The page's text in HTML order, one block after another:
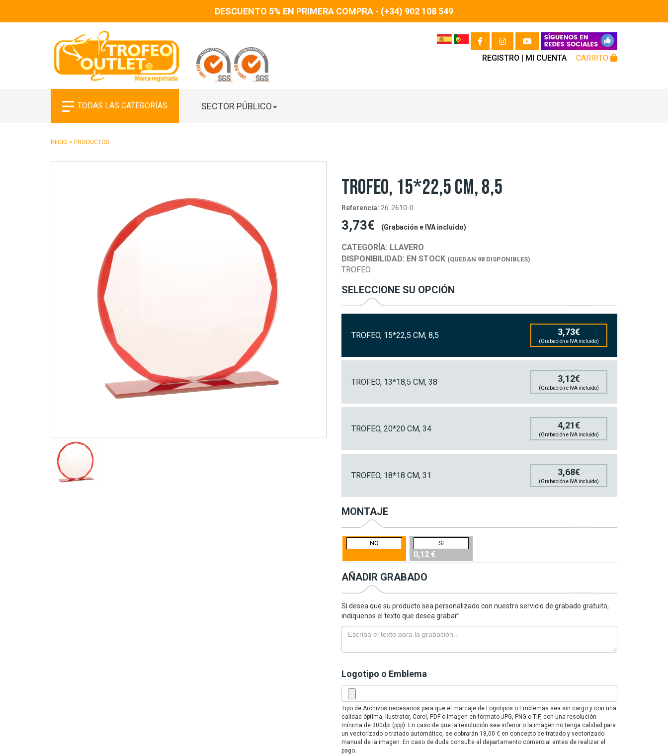
DESCUENTO 5% EN PRIMERA COMPRA - (+34) 902 108 549
REGISTRO | MI CUENTA CARRITO
TODAS LAS CATEGORÍAS SECTOR PÚBLICO
INICIO > PRODUCTOS
TROFEO, 15*22,5 CM, 8,5
Referencia: 26-2610-0
3,73€ (Grabación e IVA incluido)
CATEGORÍA: LLAVERO
DISPONIBILIDAD: EN STOCK (QUEDAN 98 DISPONIBLES)
TROFEO
SELECCIONE SU OPCIÓN
TROFEO, 15*22,5 CM, 8,5 3,73€
(Grabación e IVA incluido)
TROFEO, 13*18,5 CM, 38 3,12€
(Grabación e IVA incluido)
TROFEO, 20*20 CM, 34 4,21€
(Grabación e IVA incluido)
TROFEO, 18*18 CM, 31 3,68€
(Grabación e IVA incluido)
MONTAJE
NO SI
0,12 €
AÑADIR GRABADO
Si desea que su producto sea personalizado con nuestro servicio de grabado gratuito,
indiquenos el texto que desea grabar”
Logotipo o Emblema
Tipo de Archivos necesarios para que el marcaje de Logotipos o Emblemas sea sin cargo y con una
calidad óptima: Ilustrator, Corel, PDF o Imagen en formato JPG, PNG o TIF, con una resolución
mínima de 300dpi (ppp). En caso de que la resolución sea inferior o la imagen no tenga calidad para
un vectorizado o tratado automático, se cobrarán 18,00 € en concepto de tratado y vectorizado
manual de la imagen. En caso de duda consulte al departamento comercial antes de realizar el
pago.